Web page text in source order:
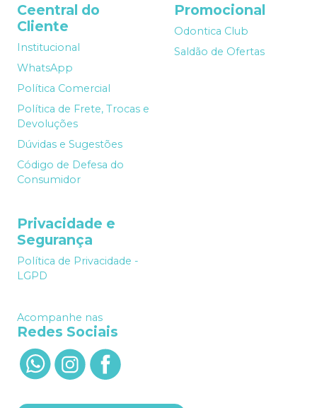
Ceentral do
Cliente
Institucional
WhatsApp
Política Comercial
Política de Frete, Trocas e
Devoluções
Dúvidas e Sugestões
Código de Defesa do
Consumidor
Promocional
Odontica Club
Saldão de Ofertas
Privacidade e
Segurança
Política de Privacidade -
LGPD
Acompanhe nas
Redes Sociais